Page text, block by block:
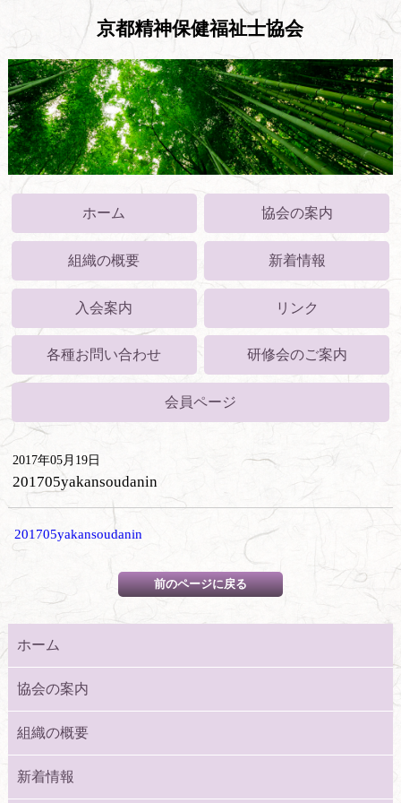
京都精神保健福祉士協会
ホーム 協会の案内
組織の概要 新着情報
入会案内 リンク
各種お問い合わせ 研修会のご案内
会員ページ
2017年05月19日
201705yakansoudanin
201705yakansoudanin
ホーム
協会の案内
組織の概要
新着情報